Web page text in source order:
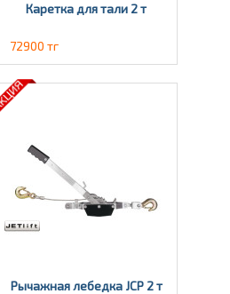
Каретка для тали 2 т
72900 тг
Рычажная лебедка JCP 2 т